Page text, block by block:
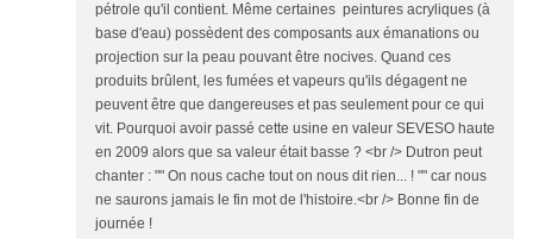
pétrole qu'il contient. Même certaines peintures acryliques (à
base d'eau) possèdent des composants aux émanations ou
projection sur la peau pouvant être nocives. Quand ces
produits brûlent, les fumées et vapeurs qu'ils dégagent ne
peuvent être que dangereuses et pas seulement pour ce qui
vit. Pourquoi avoir passé cette usine en valeur SEVESO haute
en 2009 alors que sa valeur était basse ? <br /> Dutron peut
chanter : "" On nous cache tout on nous dit rien... ! "" car nous
ne saurons jamais le fin mot de l'histoire.<br /> Bonne fin de
journée !